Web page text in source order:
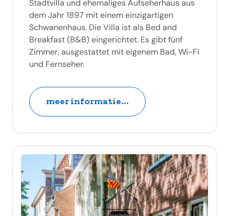
Stadtvilla und ehemaliges Aufseherhaus aus
dem Jahr 1897 mit einem einzigartigen
Schwanenhaus. Die Villa ist als Bed and
Breakfast (B&B) eingerichtet. Es gibt fünf
Zimmer, ausgestattet mit eigenem Bad, Wi-Fi
und Fernseher.
meer informatie...